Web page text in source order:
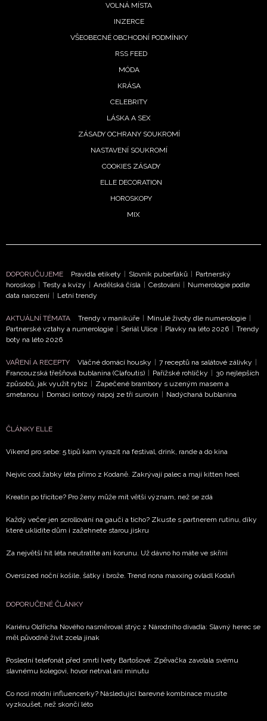
NEWSLETTER
ODESLAT
Přihlášením k newsletteru souhlasíte s
potvrzujete, že jste se seznámili seZásadami
Vašimi údaji pracovat zejména k organizaci a
vyhodnocení akce a zasílání novinek.
Chcete navíc dostávat i další zajímavé a exkluzivní
informace od našich partnerů? Pokud souhlasíte se
soukromí BurdaMedia Extra s.r.o., zaškrtněte toto pole.
VOLNÁ MÍSTA
INZERCE
VŠEOBECNÉ OBCHODNÍ PODMÍNKY
RSS FEED
MÓDA
KRÁSA
CELEBRITY
LÁSKA A SEX
ZÁSADY OCHRANY SOUKROMÍ
NASTAVENÍ SOUKROMÍ
COOKIES ZÁSADY
ELLE DECORATION
HOROSKOPY
MIX
DOPORUČUJEME Pravidla etikety | Slovník puberťáků | Partnerský
horoskop | Testy a kvízy | Andělská čísla | Cestování | Numerologie podle
data narození | Letní trendy
AKTUÁLNÍ TÉMATA Trendy v manikúře | Minulé životy dle numerologie |
Partnerské vztahy a numerologie | Seriál Ulice | Plavky na léto 2026 | Trendy
boty na léto 2026
VAŘENÍ A RECEPTY Vláčné domácí housky | 7 receptů na salátové zálivky |
Francouzská třešňová bublanina (Clafoutis) | Pařížské rohlíčky | 30 nejlepších
způsobů, jak využít rybíz | Zapečené brambory s uzeným masem a
smetanou | Domácí iontový nápoj ze tří surovin | Nadýchaná bublanina
ČLÁNKY ELLE
Víkend pro sebe: 5 tipů kam vyrazit na festival, drink, rande a do kina
Nejvíc cool žabky léta přímo z Kodaně. Zakrývají palec a mají kitten heel
Kreatin po třicítce? Pro ženy může mít větší význam, než se zdá
Každý večer jen scrollování na gauči a ticho? Zkuste s partnerem rutinu, díky
které uklidíte dům i zažehnete starou jiskru
Za největší hit léta neutratíte ani korunu. Už dávno ho máte ve skříni
Oversized noční košile, šátky i brože. Trend nona maxxing ovládl Kodaň
DOPORUČENÉ ČLÁNKY
Kariéru Oldřicha Nového nasměroval strýc z Národního divadla: Slavný herec se
měl původně živit zcela jinak
Poslední telefonát před smrtí Ivety Bartošové: Zpěvačka zavolala svému
slavnému kolegovi, hovor netrval ani minutu
Co nosí módní influencerky? Následující barevné kombinace musíte
vyzkoušet, než skončí léto